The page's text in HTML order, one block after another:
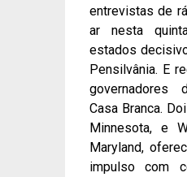
entrevistas de
ar nesta
estados
Pensilvânia. E
governadores
Casa Branca.
Minnesota, e
Maryland,
impulso com